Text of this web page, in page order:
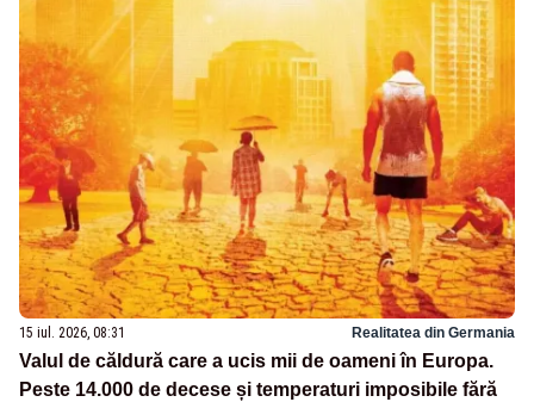
15 iul. 2026, 08:31 Realitatea din Germania
Valul de căldură care a ucis mii de oameni în Europa.
Peste 14.000 de decese și temperaturi imposibile fără